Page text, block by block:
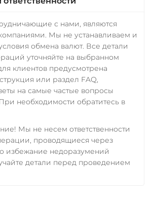
с нами, являются
Мы не устанавливаем и
обмена валют. Все детали
уточняйте на выбранном
клиентов предусмотрена
или раздел FAQ,
на самые частые вопросы
необходимости обратитесь в
Мы не несем ответственности
проводящиеся через
избежание недоразумений
детали перед проведением